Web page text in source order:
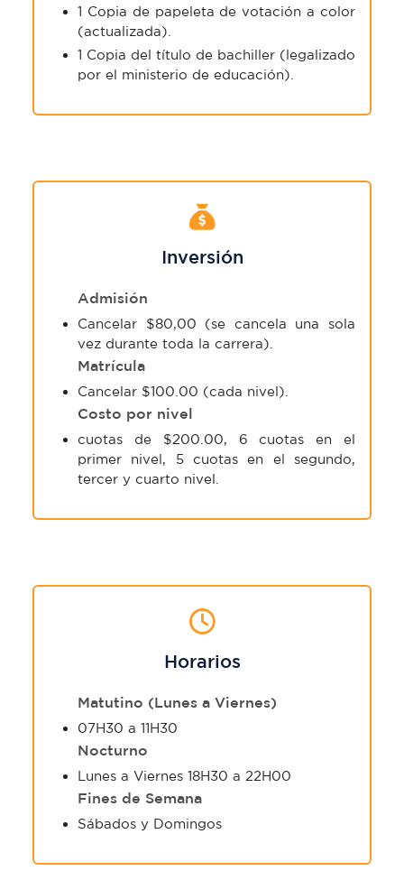
1 Copia de papeleta de votación a color
(actualizada).
1 Copia del título de bachiller (legalizado
por el ministerio de educación).
Inversión
Admisión
Cancelar $80,00 (se cancela una sola
vez durante toda la carrera).
Matrícula
Cancelar $100.00 (cada nivel).
Costo por nivel
cuotas de $200.00, 6 cuotas en el
primer nivel, 5 cuotas en el segundo,
tercer y cuarto nivel.
Horarios
Matutino (Lunes a Viernes)
07H30 a 11H30
Nocturno
Lunes a Viernes 18H30 a 22H00
Fines de Semana
Sábados y Domingos